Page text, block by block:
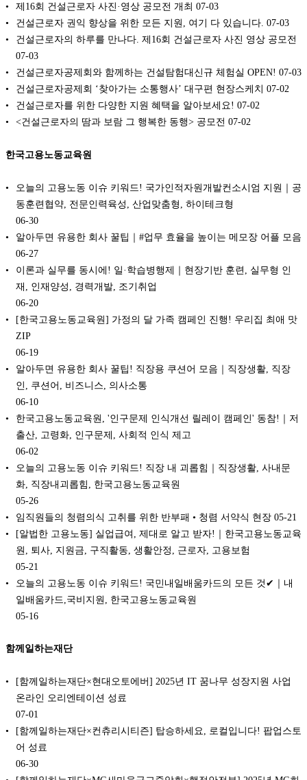
제16회 건설근로자 사진·영상 공모전 개최 07-03
건설근로자 권익 향상을 위한 모든 지원, 여기 다 있습니다. 07-03
건설근로자의 하루를 만나다. 제16회 건설근로자 사진 영상 공모전
07-03
건설근로자공제회와 함께하는 건설탐험대신규 체험실 OPEN! 07-03
건설근로자공제회 ‘찾아가는 소통행사’ 대구편 현장스케치 07-02
건설근로자를 위한 다양한 지원 혜택을 알아보세요! 07-02
<건설근로자의 땀과 보람 그 행복한 동행> 공모전 07-02
한국고용노동교육원
오늘의 고용노동 이슈 키워드! 국가인적자원개발컨소시엄 지원｜공
동훈련협약, 전문인력육성, 산업맞춤형, 하이테크형
06-30
알아두면 유용한 회사 꿀팁｜#업무 효율을 높이는 메모장 어플 모음
06-27
이론과 실무를 동시에! 일·학습병행제｜현장기반 훈련, 실무형 인
재, 인재양성, 경력개발, 조기취업
06-20
[한국고용노동교육원] 가정의 달 가족 캠페인 진행! 우리집 최애 맛
ZIP
06-19
알아두면 유용한 회사 꿀팁! 직장용 쿠션어 모음｜직장생활, 직장
인, 쿠션어, 비즈니스, 의사소통
06-10
한국고용노동교육원, '인구문제 인식개선 릴레이 캠페인' 동참!｜저
출산, 고령화, 인구문제, 사회적 인식 제고
06-02
오늘의 고용노동 이슈 키워드! 직장 내 괴롭힘｜직장생활, 사내문
화, 직장내괴롭힘, 한국고용노동교육원
05-26
임직원들의 청렴의식 고취를 위한 반부패 • 청렴 서약식 현장 05-21
[알법한 고용노동] 실업급여, 제대로 알고 받자!｜한국고용노동교육
원, 퇴사, 지원금, 구직활동, 생활안정, 근로자, 고용보험
05-21
오늘의 고용노동 이슈 키워드! 국민내일배움카드의 모든 것✔｜내
일배움카드,국비지원, 한국고용노동교육원
05-16
함께일하는재단
[함께일하는재단×현대오토에버] 2025년 IT 꿈나무 성장지원 사업
온라인 오리엔테이션 성료
07-01
[함께일하는재단×컨츄리시티즌] 탑승하세요, 로컬입니다! 팝업스토
어 성료
06-30